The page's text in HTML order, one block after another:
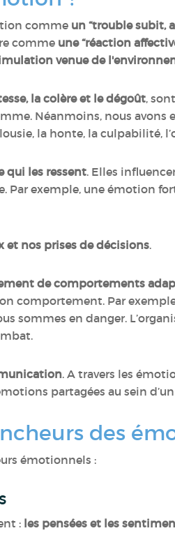
comme un “trouble subit,
comme une “réaction
venue de
la colère et le dégoût,
Néanmoins, nous
la honte, la culpabilité,
qui les ressent. Elles
Par exemple, une émotion
et nos prises de décisions.
de comportements
comportement. Par
sommes en danger.
. A travers les
partagées au sein
des
émotionnels :
: les pensées et les